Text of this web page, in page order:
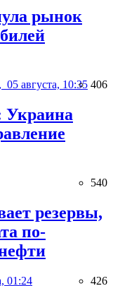
рынок
05 августа, 10:35 406
Украина
540
резервы,
по-
01:24 426